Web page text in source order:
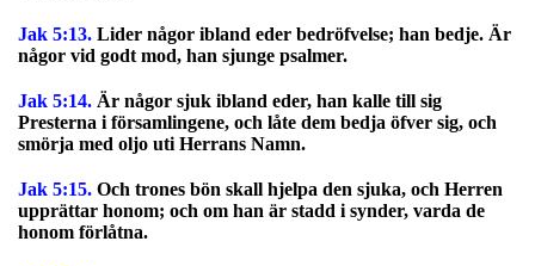
Jak 5:13. Lider någor ibland eder bedröfvelse; han bedje. Är
någor vid godt mod, han sjunge psalmer.
Jak 5:14. Är någor sjuk ibland eder, han kalle till sig
Presterna i församlingene, och låte dem bedja öfver sig, och
smörja med oljo uti Herrans Namn.
Jak 5:15. Och trones bön skall hjelpa den sjuka, och Herren
upprättar honom; och om han är stadd i synder, varda de
honom förlåtna.